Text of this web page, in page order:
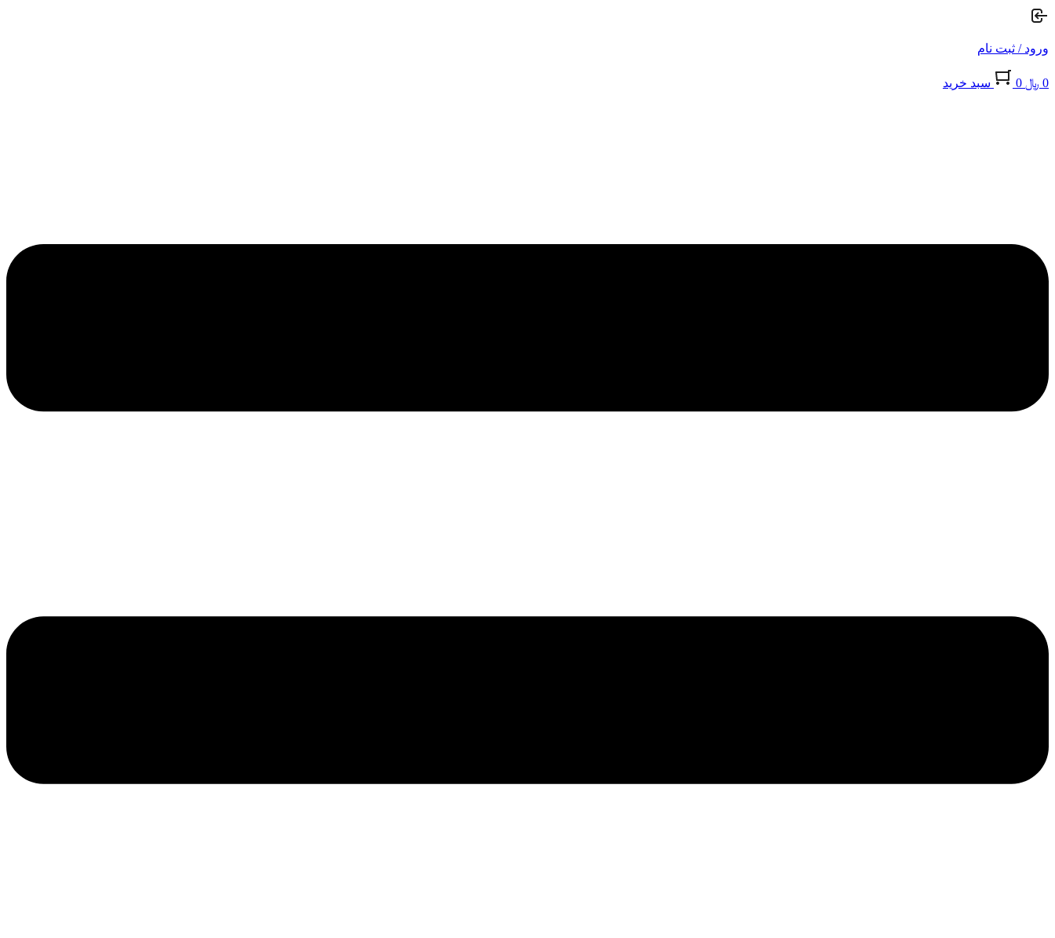
ورود / ثبت نام
0 ﷼ 0 سبد خريد